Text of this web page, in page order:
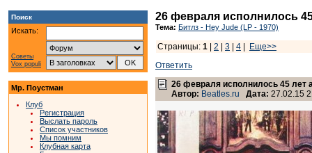
Поиск
Искать:
Советы
Vox populi
Мр. Поустман
Клуб
Регистрация
Выслать пароль
Список участников
Мы помним
Клубная карта
26 февраля исполнилось
Тема: Битлз - Hey Jude (LP - 1970)
Страницы: 1 2 3 4
Еще>>
Ответить
26 февраля исполнилось 45 лет
Автор: Beatles.ru Дата: 27.02.15